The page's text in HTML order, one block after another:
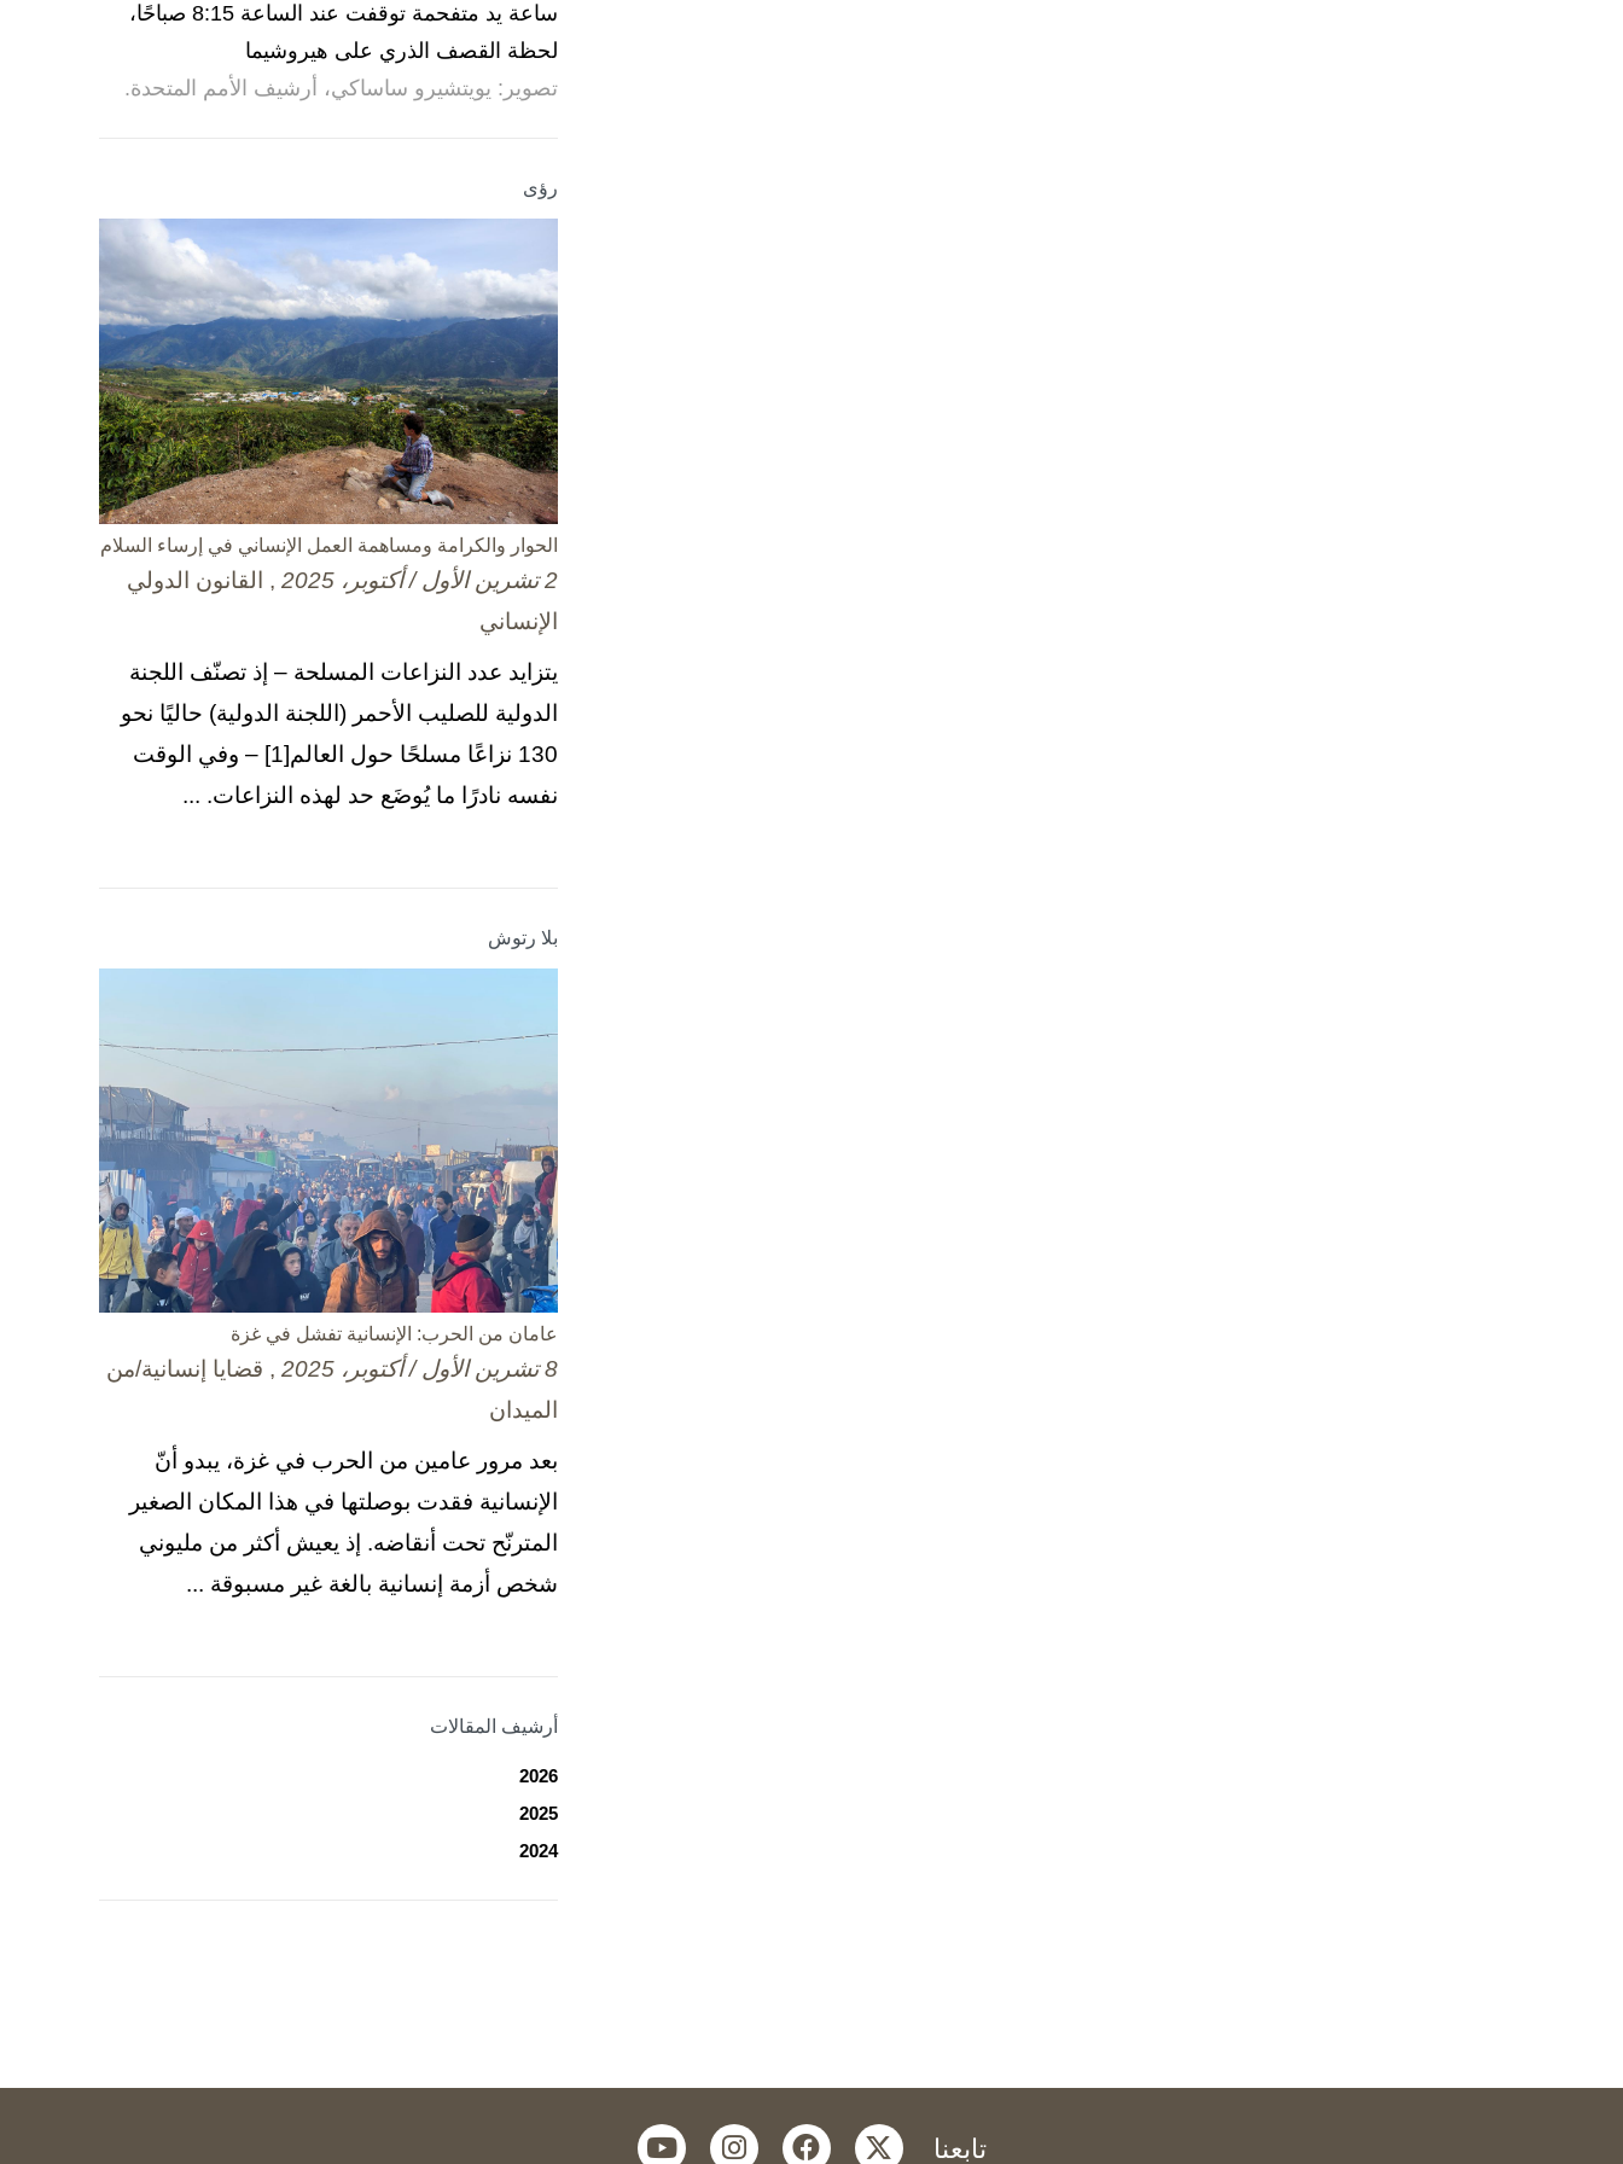
ساعة يد متفحمة توقفت عند الساعة 8:15 صباحًا،
لحظة القصف الذري على هيروشيما
تصوير: يويتشيرو ساساكي، أرشيف الأمم المتحدة.
رؤى
الحوار والكرامة ومساهمة العمل الإنساني في إرساء السلام
2 تشرين الأول / أكتوبر، 2025
, القانون الدولي
الإنساني
يتزايد عدد النزاعات المسلحة – إذ تصنّف اللجنة
الدولية للصليب الأحمر (اللجنة الدولية) حاليًا نحو
130 نزاعًا مسلحًا حول العالم[1] – وفي الوقت
نفسه نادرًا ما يُوضَع حد لهذه النزاعات. ...
بلا رتوش
عامان من الحرب: الإنسانية تفشل في غزة
8 تشرين الأول / أكتوبر، 2025
, قضايا إنسانية/من
الميدان
بعد مرور عامين من الحرب في غزة، يبدو أنّ
الإنسانية فقدت بوصلتها في هذا المكان الصغير
المترنّح تحت أنقاضه. إذ يعيش أكثر من مليوني
شخص أزمة إنسانية بالغة غير مسبوقة ...
أرشيف المقالات
2026
2025
2024
تابعنا twitter
facebook
instagram
youtube